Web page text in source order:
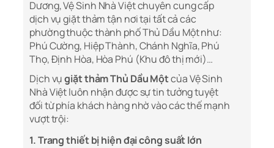
Dương, Vệ Sinh Nhà Việt chuyên cung cấp
dịch vụ giặt thảm tận nơi tại tất cả các
phường thuộc thành phố Thủ Dầu Một như:
Phú Cường, Hiệp Thành, Chánh Nghĩa, Phú
Thọ, Định Hòa, Hòa Phú (Khu đô thị mới)…
Dịch vụgiặt thảm Thủ Dầu Mộtcủa Vệ Sinh
Nhà Việt luôn nhận được sự tin tưởng tuyệt
đối từ phía khách hàng nhờ vào các thế mạnh
vượt trội:
1. Trang thiết bị hiện đại công suất lớn